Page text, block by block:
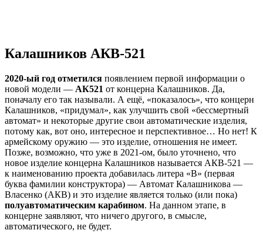
Калашников АКВ-521
2020-ый год отметился появлением первой информации о
новой модели — АК521 от концерна Калашников. Да,
поначалу его так называли. А ещё, «показалось», что концерн
Калашников, «придумал», как улучшить свой «бессмертный
автомат» и некоторые другие свои автоматические изделия,
потому как, вот оно, интересное и перспективное… Но нет! К
армейскому оружию — это изделие, отношения не имеет.
Позже, возможно, что уже в 2021-ом, было уточнено, что
новое изделие концерна Калашников называется АКВ-521 —
к наименованию проекта добавилась литера «В» (первая
буква фамилии конструктора) — Автомат Калашникова —
Власенко (АКВ) и это изделие является только (или пока)
полуавтоматическим карабином. На данном этапе, в
концерне заявляют, что ничего другого, в смысле,
автоматического, не будет.